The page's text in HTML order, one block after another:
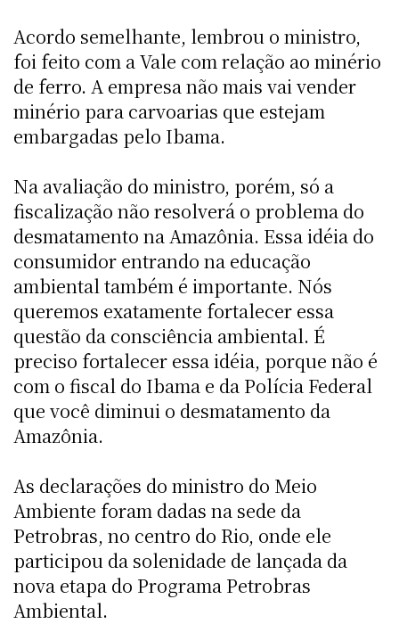
Acordo semelhante, lembrou o ministro,
foi feito com a Vale com relação ao minério
de ferro. A empresa não mais vai vender
minério para carvoarias que estejam
embargadas pelo Ibama.
Na avaliação do ministro, porém, só a
fiscalização não resolverá o problema do
desmatamento na Amazônia. Essa idéia do
consumidor entrando na educação
ambiental também é importante. Nós
queremos exatamente fortalecer essa
questão da consciência ambiental. É
preciso fortalecer essa idéia, porque não é
com o fiscal do Ibama e da Polícia Federal
que você diminui o desmatamento da
Amazônia.
As declarações do ministro do Meio
Ambiente foram dadas na sede da
Petrobras, no centro do Rio, onde ele
participou da solenidade de lançada da
nova etapa do Programa Petrobras
Ambiental.